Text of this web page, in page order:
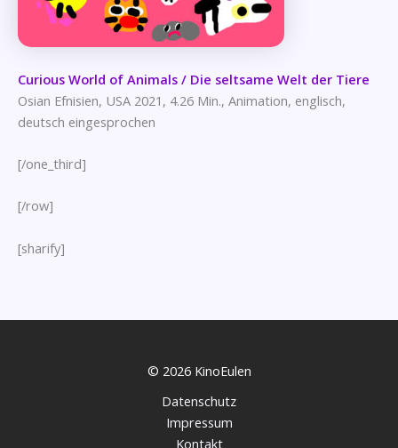
Curious World of Animals / Die seltsame Welt der Tiere
Osian Efnisien, USA 2021, 4.26 Min., Animation, englisch,
deutsch eingesprochen
[/one_third]
[/row]
[sharify]
© 2026 KinoEulen
Datenschutz
Impressum
Kontakt